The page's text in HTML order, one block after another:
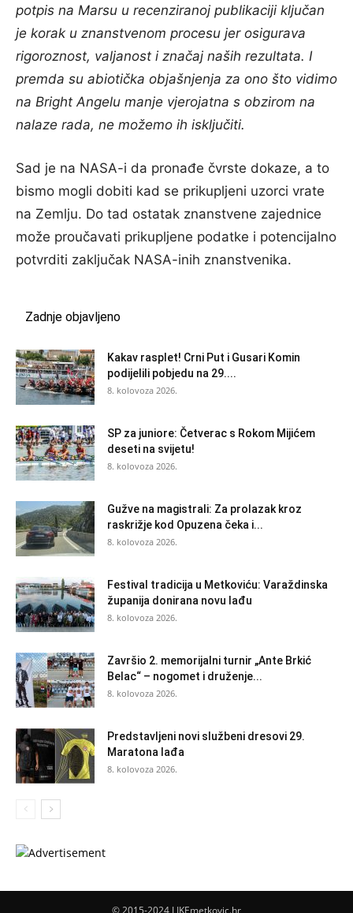
potpis na Marsu u recenziranoj publikaciji ključan
je korak u znanstvenom procesu jer osigurava
rigoroznost, valjanost i značaj naših rezultata. I
premda su abiotička objašnjenja za ono što vidimo
na Bright Angelu manje vjerojatna s obzirom na
nalaze rada, ne možemo ih isključiti.
Sad je na NASA-i da pronađe čvrste dokaze, a to
bismo mogli dobiti kad se prikupljeni uzorci vrate
na Zemlju. Do tad ostatak znanstvene zajednice
može proučavati prikupljene podatke i potencijalno
potvrditi zaključak NASA-inih znanstvenika.
Zadnje objavljeno
Kakav rasplet! Crni Put i Gusari Komin
podijelili pobjedu na 29....
8. kolovoza 2026.
SP za juniore: Četverac s Rokom Mijićem
deseti na svijetu!
8. kolovoza 2026.
Gužve na magistrali: Za prolazak kroz
raskrižje kod Opuzena čeka i...
8. kolovoza 2026.
Festival tradicija u Metkoviću: Varaždinska
županija donirana novu lađu
8. kolovoza 2026.
Završio 2. memorijalni turnir „Ante Brkić
Belac“ – nogomet i druženje...
8. kolovoza 2026.
Predstavljeni novi službeni dresovi 29.
Maratona lađa
8. kolovoza 2026.